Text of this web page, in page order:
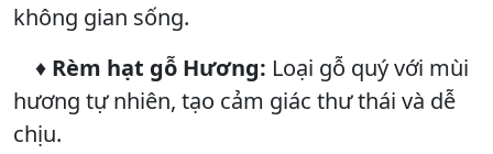
không gian sống.
♦ Rèm hạt gỗ Hương: Loại gỗ quý với mùi
hương tự nhiên, tạo cảm giác thư thái và dễ
chịu.